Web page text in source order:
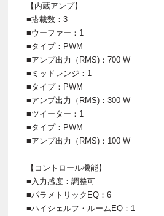
【内蔵アンプ】
■搭載数：3
■ウーファー：1
■タイプ：PWM
■アンプ出力（RMS)：700 W
■ミッドレンジ：1
■タイプ：PWM
■アンプ出力（RMS)：300 W
■ツイーター：1
■タイプ：PWM
■アンプ出力（RMS)：100 W
【コントロール機能】
■入力感度：調整可
■パラメトリックEQ：6
■ハイシェルフ・ルームEQ：1